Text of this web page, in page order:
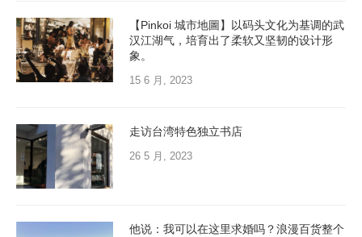
【Pinkoi 城市地圖】以码头文化为基调的武
汉江湖气，培育出了柔软又坚韧的设计形
象。
15 6 月, 2023
走访台湾特色独立书店
26 5 月, 2023
他说：我可以在这里求婚吗？浪漫百货整个